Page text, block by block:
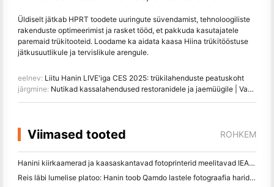
Üldiselt jätkab HPRT toodete uuringute süvendamist, tehnoloogiliste
rakenduste optimeerimist ja rasket tööd, et pakkuda kasutajatele
paremaid trükitooteid. Loodame ka aidata kaasa Hiina trükitööstuse
jätkusuutlikule ja tervislikule arengule.
eelnev: Liitu Hanin LIVE'iga CES 2025: trükilahenduste peatuskoht
järgmine: Nutikad kassalahendused restoranidele ja jaemüügile | Vaata HPRT at CHINASHOP 2025
Viimased tooted ROHKEM
Hanini kiirkaamerad ja kaasaskantavad fotoprinterid meelitavad IEAE Shenzhenis 2026 suurt huvi
Reis läbi lumelise platoo: Hanin toob Qamdo lastele fotograafia haridusprogramme